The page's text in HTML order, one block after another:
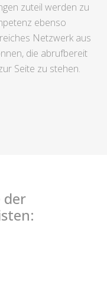
zuteil werden zu
ebenso
Netzwerk aus
die abrufbereit
Seite zu stehen.
der